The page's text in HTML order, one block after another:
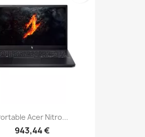
Acer Nitro...
943,44 €